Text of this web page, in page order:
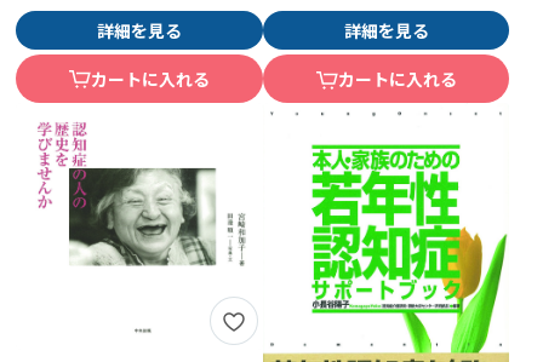
詳細を見る
カートに入れる
詳細を見る
カートに入れる